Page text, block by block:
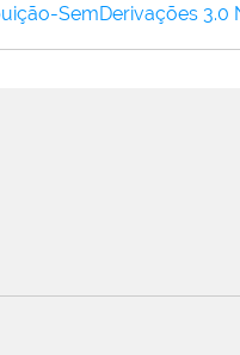
SemDerivações 3.0